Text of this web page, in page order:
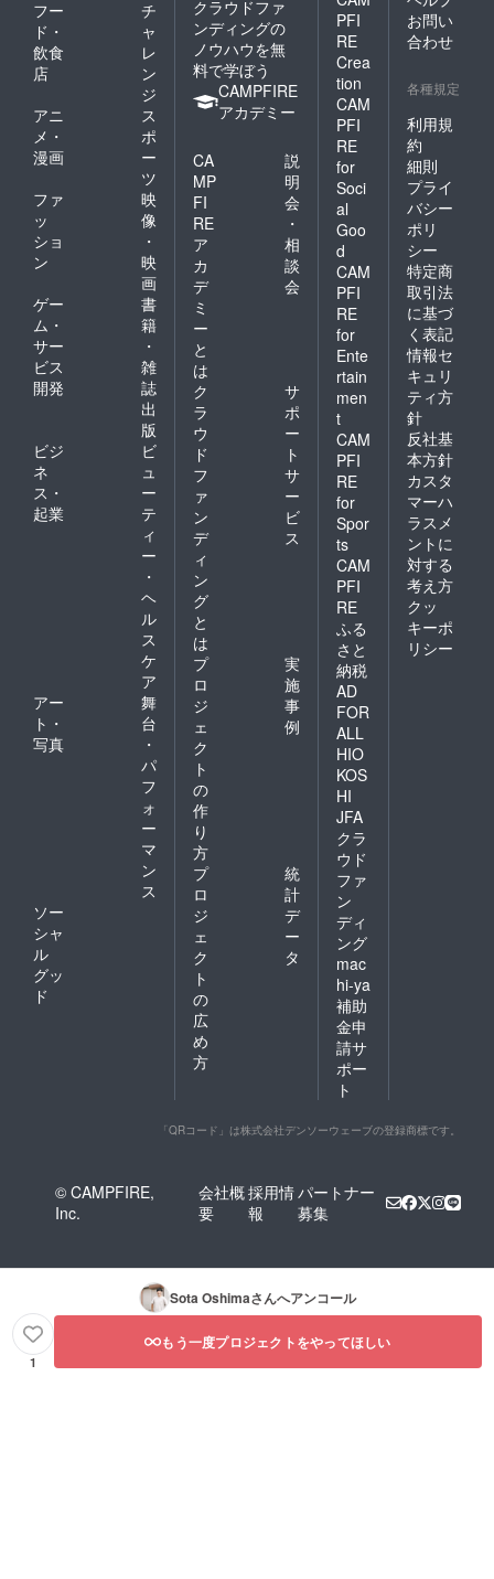
フー
ド・
飲食
店
チ
ャ
レ
ン
ジ
アニ
メ・
漫画
ス
ポ
ー
ツ
ファ
ッ
ショ
ン
映
像
・
映
画
ゲー
ム・
サー
ビス
開発
書
籍
・
雑
誌
出
版
ビジ
ネ
ス・
起業
ビ
ュ
ー
テ
ィ
ー
・
ヘ
ル
ス
ケ
ア
アー
ト・
写真
舞
台
・
パ
フ
ォ
ー
マ
ン
ス
ソー
シャ
ル
グッ
ド
クラウドファ
ンディングの
ノウハウを無
料で学ぼう
CAMPFIRE
アカデミー
CA
MP
FI
RE
ア
カ
デ
ミ
ー
と
は
説
明
会
・
相
談
会
ク
ラ
ウ
ド
フ
ァ
ン
デ
ィ
ン
グ
と
は
サ
ポ
ー
ト
サ
ー
ビ
ス
プ
ロ
ジ
ェ
ク
ト
の
作
り
方
実
施
事
例
プ
ロ
ジ
ェ
ク
ト
の
広
め
方
統
計
デ
ー
タ
PFI
RE
Crea
tion
CAM
PFI
RE
for
Soci
al
Goo
d
CAM
PFI
RE
for
Ente
rtain
men
t
CAM
PFI
RE
for
Spor
ts
CAM
PFI
RE
ふる
さと
納税
AD
FOR
ALL
HIO
KOS
HI
JFA
クラ
ウド
ファ
ン
ディ
ング
mac
hi-ya
補助
金申
請サ
ポー
ト
お問い
合わせ
各種規定
利用規
約
細則
プライ
バシー
ポリ
シー
特定商
取引法
に基づ
く表記
情報セ
キュリ
ティ方
針
反社基
本方針
カスタ
マーハ
ラスメ
ントに
対する
考え方
クッ
キーポ
リシー
「QRコード」は株式会社デンソーウェーブの登録商標です。
© CAMPFIRE,
Inc.
会社概
要
採用情
報
パートナー
募集
Sota Oshimaさんへアンコール
1
もう一度プロジェクトをやってほしい